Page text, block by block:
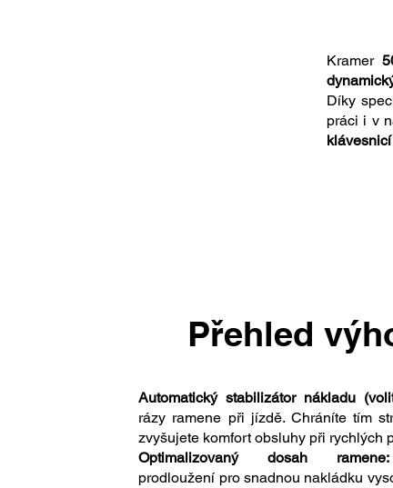
Kramer
Díky
práci i v
klávesnicí
Přehled
Automatický stabilizátor nákladu
rázy ramene při jízdě. Chráníte tím
zvyšujete komfort obsluhy při rychlých
Optimalizovaný dosah ramene:
prodloužení pro snadnou nakládku